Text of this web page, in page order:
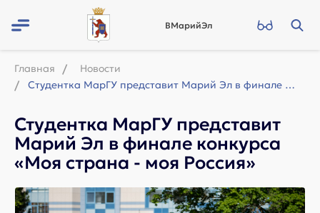
ВМарийЭл
Главная
Новости
Студентка МарГУ представит Марий Эл в финале конкурса «Моя страна - моя Россия»
Студентка МарГУ представит
Марий Эл в финале конкурса
«Моя страна - моя Россия»